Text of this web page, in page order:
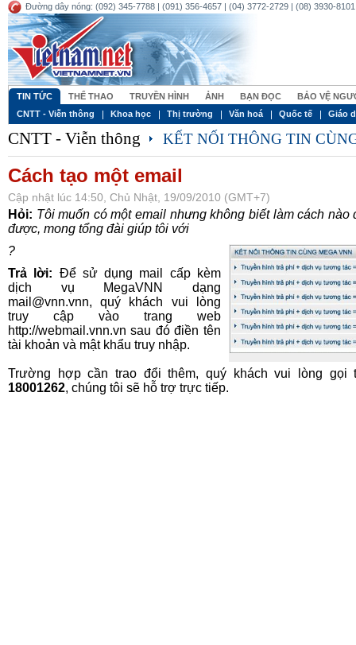
Đường dây nóng: (092) 345-7788 | (091) 356-4657 | (04) 3772-2729 | (08) 3930-
TIN TỨC THỂ THAO TRUYỀN HÌNH ẢNH BẠN ĐỌC
BẢO VỆ
CNTT - Viễn thông
Khoa học Thị trường Văn hoá Quốc tế Giáo
CNTT - Viễn thông KẾT NỐI THÔNG TIN
Cách tạo một email
Cập nhật lúc 14:50, Chủ Nhật, 19/09/2010 (GMT+7)
Hỏi: Tôi muốn có một email nhưng không biết làm cách nào
được, mong tổng đài giúp tôi với
?
Trả lời: Để sử dụng mail cấp kèm
dịch vụ MegaVNN dạng
mail@vnn.vnn, quý khách vui lòng
truy cập vào trang web
http://webmail.vnn.vn sau đó điền tên
tài khoản và mật khẩu truy nhập.
Trường hợp cần trao đổi thêm, quý khách vui lòng gọi
18001262, chúng tôi sẽ hỗ trợ trực tiếp.